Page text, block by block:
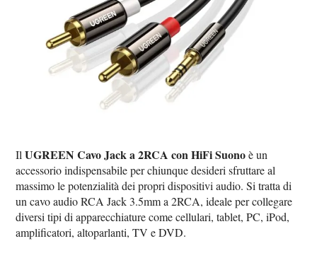
IlUGREEN Cavo Jack a 2RCA con HiFi Suonoè un
accessorio indispensabile per chiunque desideri sfruttare al
massimo le potenzialità dei propri dispositivi audio. Si tratta di
un cavo audio RCA Jack 3.5mm a 2RCA, ideale per collegare
diversi tipi di apparecchiature come cellulari, tablet, PC, iPod,
amplificatori, altoparlanti, TV e DVD.